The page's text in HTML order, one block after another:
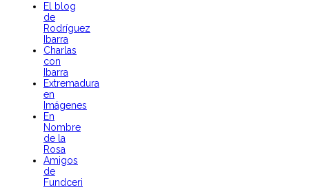
El blog
de
Rodríguez
Ibarra
Charlas
con
Ibarra
Extremadura
en
Imágenes
En
Nombre
de la
Rosa
Amigos
de
Fundceri